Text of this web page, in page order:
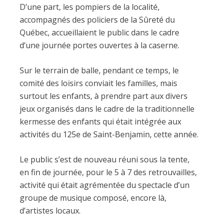
D’une part, les pompiers de la localité,
accompagnés des policiers de la Sûreté du
Québec, accueillaient le public dans le cadre
d’une journée portes ouvertes à la caserne.
Sur le terrain de balle, pendant ce temps, le
comité des loisirs conviait les familles, mais
surtout les enfants, à prendre part aux divers
jeux organisés dans le cadre de la traditionnelle
kermesse des enfants qui était intégrée aux
activités du 125e de Saint-Benjamin, cette année.
Le public s’est de nouveau réuni sous la tente,
en fin de journée, pour le 5 à 7 des retrouvailles,
activité qui était agrémentée du spectacle d’un
groupe de musique composé, encore là,
d’artistes locaux.